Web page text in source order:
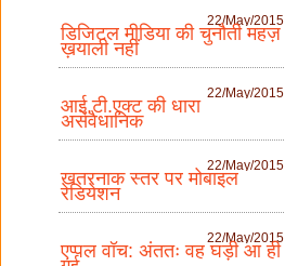
22/May/2015
डिजिटल मीडिया की चुनौती महज़
ख़याली नहीं
22/May/2015
आई.टी.एक्ट की धारा
असंवैधानिक
22/May/2015
खतरनाक स्तर पर मोबाइल
रेडियेशन
22/May/2015
एप्पल वॉच: अंततः वह घड़ी आ ही